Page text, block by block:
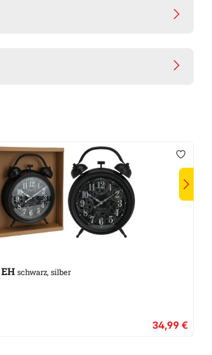
Wecker XXL EH schwarz, silber
34,99 €